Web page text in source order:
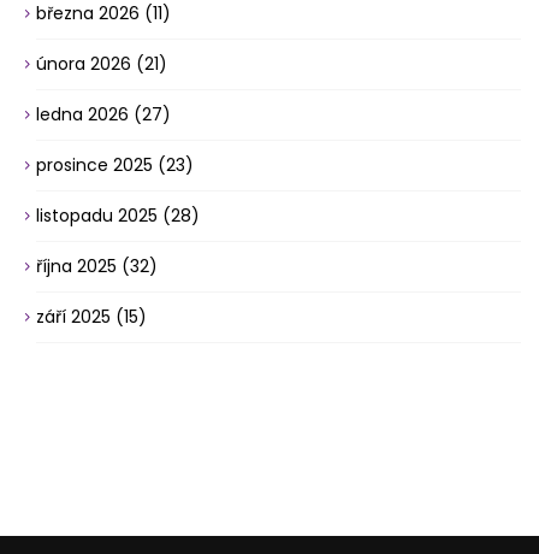
března 2026 (11)
února 2026 (21)
ledna 2026 (27)
prosince 2025 (23)
listopadu 2025 (28)
října 2025 (32)
září 2025 (15)